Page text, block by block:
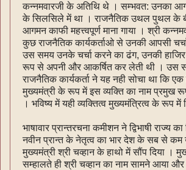
कन्नमवारजी के अतिथि थे । सम्भवत: उनका
के सिलसिले में था । राजनैतिक उथल पुथल के
आगमन काफी महत्त्वपूर्ण माना गाया । श्री
कुछ राजनैतिक कार्यकर्ताओ से उनकी आपसी
उस समय उनके चर्चा करने का ढंग, उनकी हाजिर
रूप से अपनी और आकर्षित कर लेती थी । उस
राजनैतिक कार्यकर्ता ने यह नही सोचा था कि एक
मुख्यमंत्री के रूप में इस व्यक्ति का नाम प्रमुख
। भविष्य में यही व्यक्तित्व मुख्यमंत्रित्व के रूप में
भाषावार प्रान्तरचना कमीशन ने द्विभाषी राज्य
नवीन प्रान्त के नेतृत्व का भार देश के सब से कम
मुख्यमंत्री श्री चव्हान के हाथो में सौंप दिया ।
सम्हालते ही श्री चव्हान का नाम सामने आया